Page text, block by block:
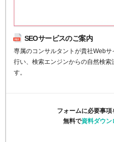
SEOサービスのご案内
専属のコンサルタントが貴社Web
行い、検索エンジンからの自然検索
す。
フォームに必要事項
無料で資料ダウン